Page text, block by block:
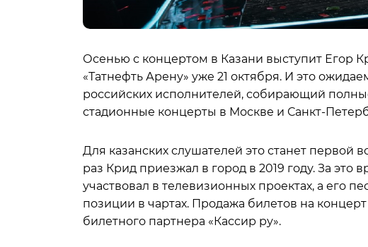
Осенью с концертом в Казани выступит Егор
«Татнефть Арену» уже 21 октября. И это
российских исполнителей, собирающий
стадионные концерты в Москве и Санкт-
Для казанских слушателей это станет первой
раз Крид приезжал в город в 2019 году. За это
участвовал в телевизионных проектах, а его
позиции в чартах. Продажа билетов на
билетного партнера «Кассир ру».